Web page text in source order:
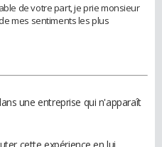
de votre part, je prie monsieur
mes sentiments les plus
une entreprise qui n'apparaît